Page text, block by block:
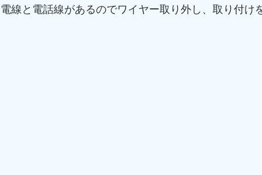
電線と電話線があるのでワイヤー取り外し、取り付け